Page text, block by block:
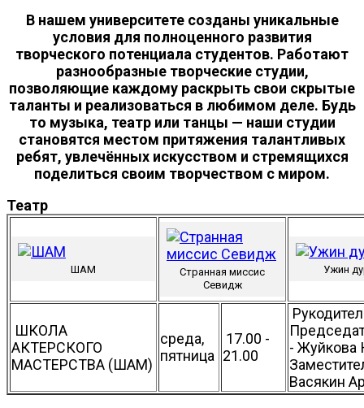
В нашем университете созданы уникальные
условия для полноценного развития
творческого потенциала студентов. Работают
разнообразные творческие студии,
позволяющие каждому раскрыть свои скрытые
таланты и реализоваться в любимом деле. Будь
то музыка, театр или танцы — наши студии
становятся местом притяжения талантливых
ребят, увлечённых искусством и стремящихся
поделиться своим творчеством с миром.
Театр
ШАМ
Странная миссис
Севидж
Ужин
ШКОЛА
АКТЕРСКОГО
МАСТЕРСТВА (ШАМ)
среда,
пятница
17.00 -
21.00
- Жуйкова
Васякин